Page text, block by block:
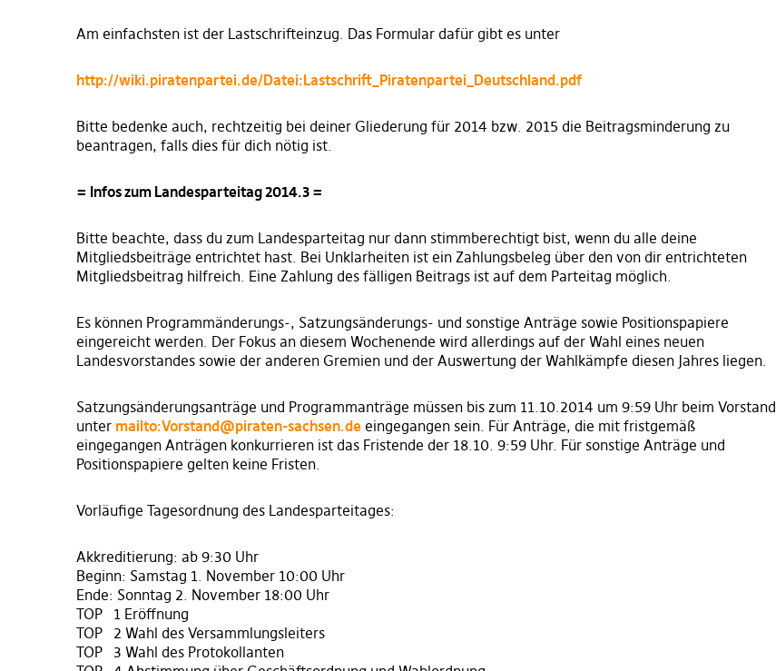
Am einfachsten ist der Lastschrifteinzug. Das Formular dafür gibt es unter
http://wiki.piratenpartei.de/Datei:Lastschrift_Piratenpartei_Deutschland.pdf
Bitte bedenke auch, rechtzeitig bei deiner Gliederung für 2014 bzw. 2015 die Beitragsminderung zu
beantragen, falls dies für dich nötig ist.
= Infos zum Landesparteitag 2014.3 =
Bitte beachte, dass du zum Landesparteitag nur dann stimmberechtigt bist, wenn du alle deine
Mitgliedsbeiträge entrichtet hast. Bei Unklarheiten ist ein Zahlungsbeleg über den von dir entrichteten
Mitgliedsbeitrag hilfreich. Eine Zahlung des fälligen Beitrags ist auf dem Parteitag möglich.
Es können Programmänderungs-, Satzungsänderungs- und sonstige Anträge sowie Positionspapiere
eingereicht werden. Der Fokus an diesem Wochenende wird allerdings auf der Wahl eines neuen
Landesvorstandes sowie der anderen Gremien und der Auswertung der Wahlkämpfe diesen Jahres liegen.
Satzungsänderungsanträge und Programmanträge müssen bis zum 11.10.2014 um 9:59 Uhr beim Vorstand
unter mailto:Vorstand@piraten-sachsen.de eingegangen sein. Für Anträge, die mit fristgemäß
eingegangen Anträgen konkurrieren ist das Fristende der 18.10. 9:59 Uhr. Für sonstige Anträge und
Positionspapiere gelten keine Fristen.
Vorläufige Tagesordnung des Landesparteitages:
Akkreditierung: ab 9:30 Uhr
Beginn: Samstag 1. November 10:00 Uhr
Ende: Sonntag 2. November 18:00 Uhr
TOP 1 Eröffnung
TOP 2 Wahl des Versammlungsleiters
TOP 3 Wahl des Protokollanten